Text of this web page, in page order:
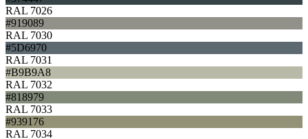
RAL 7026
#919089
RAL 7030
#5D6970
RAL 7031
#B9B9A8
RAL 7032
#818979
RAL 7033
#939176
RAL 7034